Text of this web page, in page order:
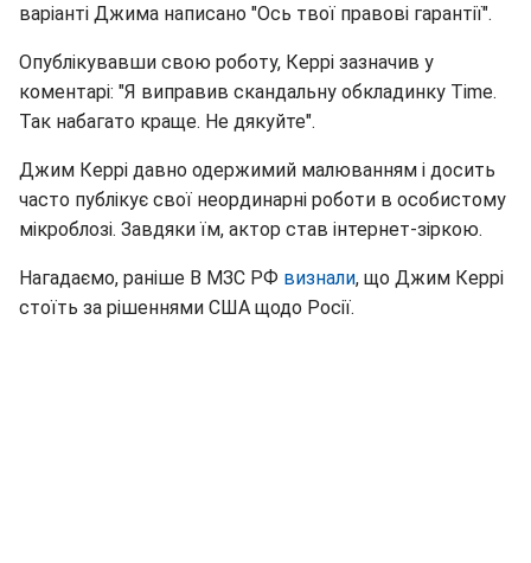
варіанті Джима написано "Ось твої правові гарантії".
Опублікувавши свою роботу, Керрі зазначив у
коментарі: "Я виправив скандальну обкладинку Time.
Так набагато краще. Не дякуйте".
Джим Керрі давно одержимий малюванням і досить
часто публікує свої неординарні роботи в особистому
мікроблозі. Завдяки їм, актор став інтернет-зіркою.
Нагадаємо, раніше В МЗС РФ визнали, що Джим Керрі
стоїть за рішеннями США щодо Росії.